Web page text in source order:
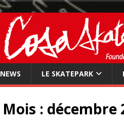
NEWS LE SKATEPARK
Mois : décembre